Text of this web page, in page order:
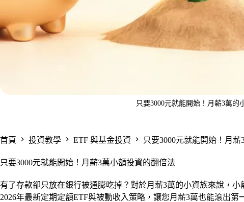
只要3000元就能開始！月薪3萬的
首頁 投資教學 ETF 與基金投資 只要3000元就能開始！月
只要3000元就能開始！月薪3萬小額投資的翻倍法
有了存款卻只放在銀行被通膨吃掉？對於月薪3萬的小資族來說，
2026年最新定期定額ETF與被動收入策略，讓您月薪3萬也能滾出第